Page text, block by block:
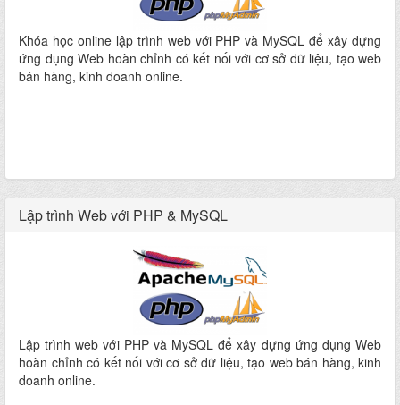
Khóa học online lập trình web với PHP và MySQL để xây dựng
ứng dụng Web hoàn chỉnh có kết nối với cơ sở dữ liệu, tạo web
bán hàng, kinh doanh online.
Lập trình Web với PHP & MySQL
Lập trình web với PHP và MySQL để xây dựng ứng dụng Web
hoàn chỉnh có kết nối với cơ sở dữ liệu, tạo web bán hàng, kinh
doanh online.